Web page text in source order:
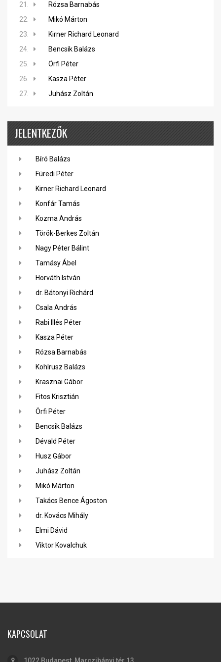
21.
Rózsa Barnabás
22.
Mikó Márton
23.
Kirner Richard Leonard
24.
Bencsik Balázs
25.
Örfi Péter
26.
Kasza Péter
27.
Juhász Zoltán
JELENTKEZŐK
Bíró Balázs
Füredi Péter
Kirner Richard Leonard
Konfár Tamás
Kozma András
Török-Berkes Zoltán
Nagy Péter Bálint
Tamásy Ábel
Horváth István
dr. Bátonyi Richárd
Csala András
Rabi Illés Péter
Kasza Péter
Rózsa Barnabás
Kohlrusz Balázs
Krasznai Gábor
Fitos Krisztián
Örfi Péter
Bencsik Balázs
Dévald Péter
Husz Gábor
Juhász Zoltán
Mikó Márton
Takács Bence Ágoston
dr. Kovács Mihály
Elmi Dávid
Viktor Kovalchuk
KAPCSOLAT